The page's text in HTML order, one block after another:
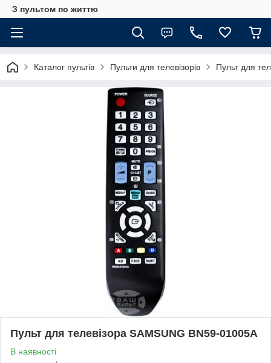
З пультом по життю
Каталог пультів Пульти для телевізорів Пульт для
Пульт для телевізора SAMSUNG BN59-01005A
В наявності